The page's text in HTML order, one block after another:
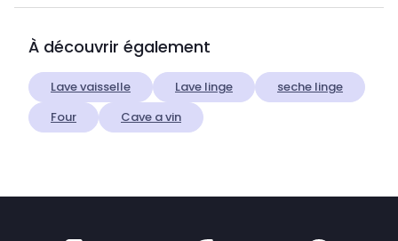
À découvrir également
Lave vaisselle Lave linge
seche linge
Four
Cave a vin